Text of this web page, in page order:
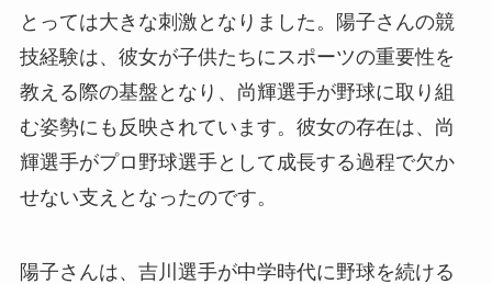
とっては大きな刺激となりました。陽子さんの競
技経験は、彼女が子供たちにスポーツの重要性を
教える際の基盤となり、尚輝選手が野球に取り組
む姿勢にも反映されています。彼女の存在は、尚
輝選手がプロ野球選手として成長する過程で欠か
せない支えとなったのです。
陽子さんは、吉川選手が中学時代に野球を続ける